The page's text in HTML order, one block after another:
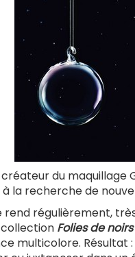
créateur du maquillage
la recherche de
rend régulièrement,
collection Folies de noirs
multicolore.